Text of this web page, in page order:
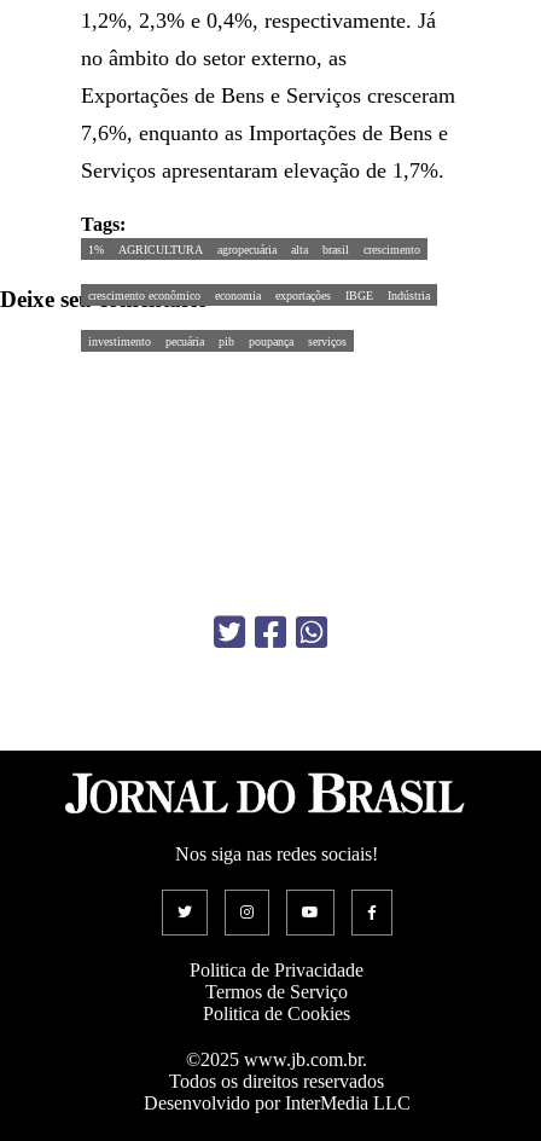
1,2%, 2,3% e 0,4%, respectivamente. Já
no âmbito do setor externo, as
Exportações de Bens e Serviços cresceram
7,6%, enquanto as Importações de Bens e
Serviços apresentaram elevação de 1,7%.
Tags:
1% AGRICULTURA agropecuária alta brasil crescimento
crescimento econômico economia exportações IBGE Indústria
investimento pecuária pib poupança serviços
Deixe seu comentário
Nos siga nas redes sociais!
Politica de Privacidade
Termos de Serviço
Politica de Cookies
©2025 www.jb.com.br.
Todos os direitos reservados
Desenvolvido por InterMedia LLC